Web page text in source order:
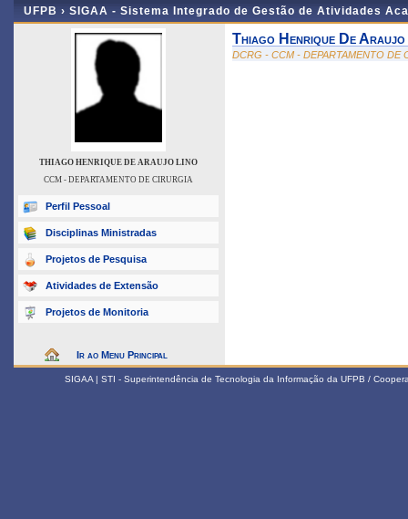
UFPB › SIGAA - Sistema Integrado de Gestão de Atividades
THIAGO HENRIQUE DE ARAUJO LINO
CCM - DEPARTAMENTO DE CIRURGIA
Perfil Pessoal
Disciplinas Ministradas
Projetos de Pesquisa
Atividades de Extensão
Projetos de Monitoria
Ir ao Menu Principal
Thiago Henrique De
DCRG - CCM - DEPARTAMENTO DE
SIGAA | STI - Superintendência de Tecnologia da Informação da UFPB /